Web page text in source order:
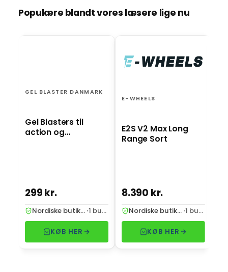
Populære blandt vores læsere lige nu
GEL BLASTER DANMARK
Gel Blasters til
action og
299 kr.
Nordiske butikker · 1 butik
KØB HER
E-WHEELS
E2S V2 Max Long
Range Sort
8.390 kr.
Nordiske butikker · 1 butik
KØB HER